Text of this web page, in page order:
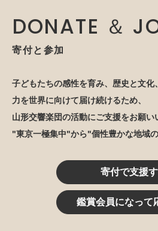
DONATE ＆
寄付と参加
子どもたちの感性を育み、歴史と文
力を世界に向けて届け続けるため、
山形交響楽団の活動にご支援をお願い
"東京一極集中"から"個性豊かな地域
寄付で支援
鑑賞会員になって